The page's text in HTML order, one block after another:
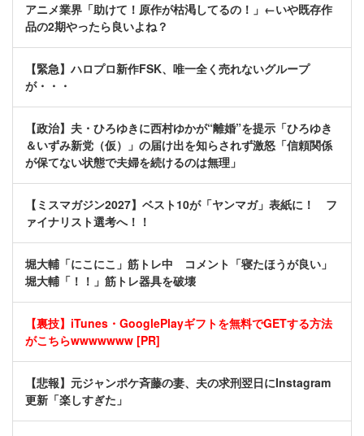
アニメ業界「助けて！原作が枯渇してるの！」←いや既存作
品の2期やったら良いよね？
【緊急】ハロプロ新作FSK、唯一全く売れないグループ
が・・・
【政治】夫・ひろゆきに西村ゆかが“離婚”を提示「ひろゆき
＆いずみ新党（仮）」の届け出を知らされず激怒「信頼関係
が保てない状態で夫婦を続けるのは無理」
【ミスマガジン2027】ベスト10が「ヤンマガ」表紙に！ フ
ァイナリスト選考へ！！
堀大輔「にこにこ」筋トレ中 コメント「寝たほうが良い」
堀大輔「！！」筋トレ器具を破壊
【裏技】iTunes・GooglePlayギフトを無料でGETする方法
がこちらwwwwwww [PR]
【悲報】元ジャンポケ斉藤の妻、夫の求刑翌日にInstagram
更新「楽しすぎた」